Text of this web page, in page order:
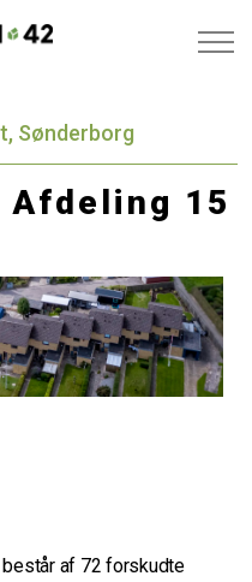
Sønderborg
15
af 72 forskudte